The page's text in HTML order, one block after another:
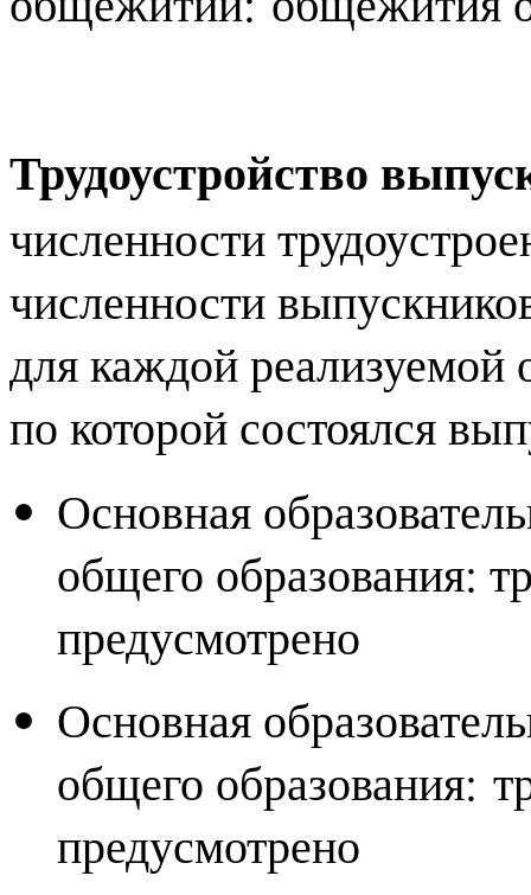
Трудоустройство
численности
численности
для каждой реализуемой
по которой состоялся
Основная
общего образования:
предусмотрено
Основная
общего образования:
предусмотрено